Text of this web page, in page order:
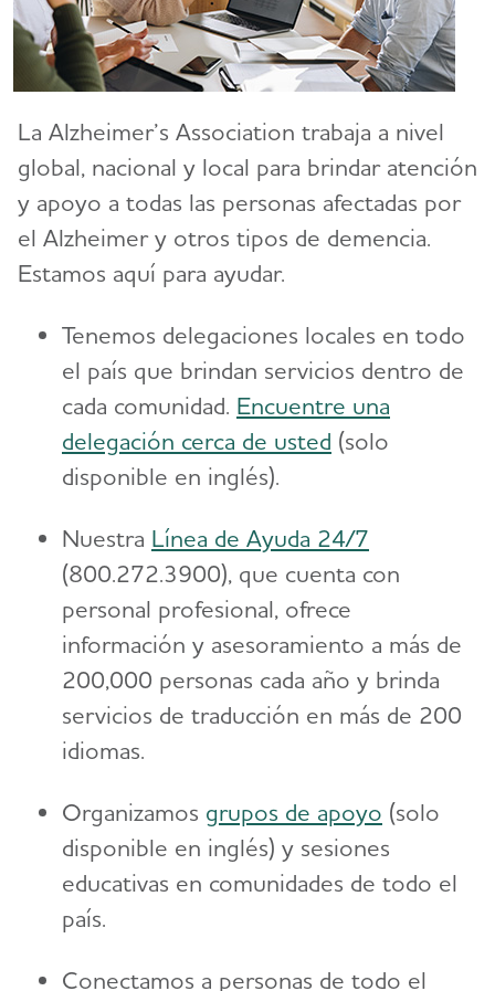
La Alzheimer’s Association trabaja a nivel
global, nacional y local para brindar atención
y apoyo a todas las personas afectadas por
el Alzheimer y otros tipos de demencia.
Estamos aquí para ayudar.
Tenemos delegaciones locales en todo
el país que brindan servicios dentro de
cada comunidad. Encuentre una
delegación cerca de usted (solo
disponible en inglés).
Nuestra Línea de Ayuda 24/7
(800.272.3900), que cuenta con
personal profesional, ofrece
información y asesoramiento a más de
200,000 personas cada año y brinda
servicios de traducción en más de 200
idiomas.
Organizamos grupos de apoyo (solo
disponible en inglés) y sesiones
educativas en comunidades de todo el
país.
Conectamos a personas de todo el